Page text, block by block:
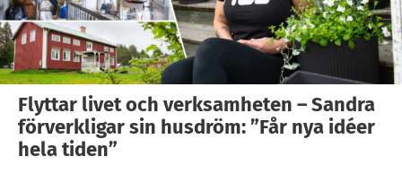
Flyttar livet och verksamheten – Sandra
förverkligar sin husdröm: ”Får nya idéer
hela tiden”